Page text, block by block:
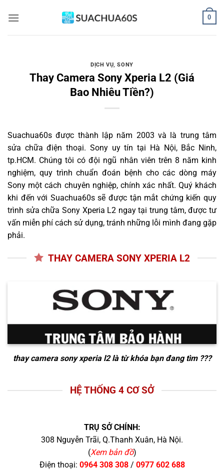
qua
0
DỊCH VỤ,SONY
Thay Camera Sony Xperia L2 (Giá
Bao Nhiêu Tiền?)
Suachua60s được thành lập năm 2003 và là trung tâm
sửa chữa điện thoại. Sony uy tín tại Hà Nội, Bắc Ninh,
tp.HCM. Chúng tôi có đội ngũ nhân viên trên 8 năm kinh
nghiệm, quy trình chuẩn đoán bệnh cho các dòng máy
Sony một cách chuyên nghiệp, chính xác nhất. Quý khách
khi đến với Suachua60s sẽ được tận mắt chứng kiến quy
trình sửa chữa Sony Xperia L2 ngay tại trung tâm, được tư
vấn miễn phí cách sử dụng, tránh những lỗi mình đang gặp
phải.
THAY CAMERA SONY XPERIA L2
thay camera sony xperia l2là từ khóa bạn đang tìm ???
HỆ THỐNG 4 CƠ SỞ
TRỤ SỞ CHÍNH:
308 Nguyễn Trãi, Q.Thanh Xuân, Hà Nội.
(Xem bản đồ)
Điện thoại: 0964 308 308/ 0977 602 688